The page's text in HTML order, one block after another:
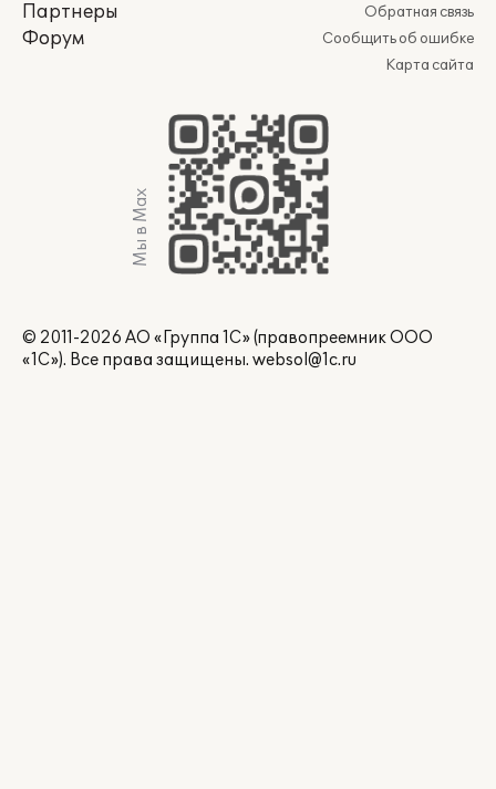
Партнеры
Форум
Обратная связь
Сообщить об ошибке
Карта сайта
Мы в Max
© 2011-2026 АО «Группа 1С» (правопреемник ООО
«1С»). Все права защищены. websol@1c.ru